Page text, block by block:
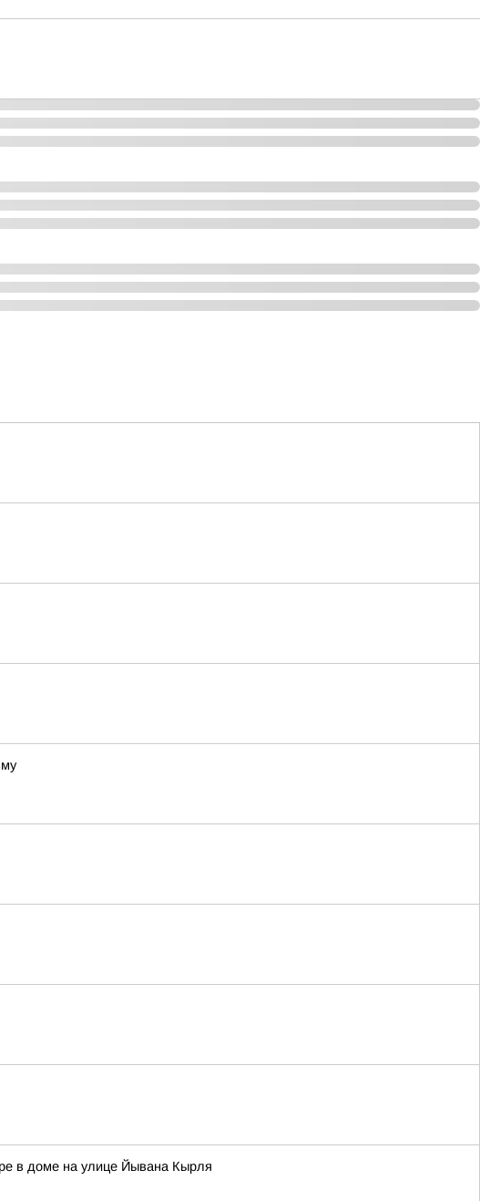
в доме на улице Йывана Кырля